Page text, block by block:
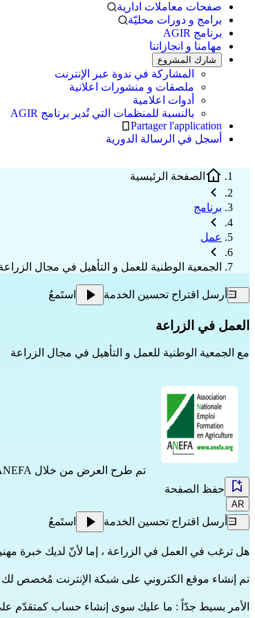
صفحات معاملات ادارية
برامج و دورات محليّة
برنامج AGIR
مهامنا و انجازاتنا
شارك المشروع
المشاركة في ندوة عبر الإنترنت
ملصقات و منشورات اعلانية
أدوات اعلامية
بالنسبة للمنظمات التي تُدير برنامج AGIR
Partager l'application
أسجل في الرسالة الدورية
الصفحة الرئيسية
برنامج
عمل
الجمعية الوطنية للعمل و التأهيل في مجال
أرسل اقتراح تحسين الخدمة استَمعُ
العمل في الزراعة
مع الجمعية الوطنية للعمل و التأهيل في مجال الزراعة
تم طرح العرض من خلال
حفظ الصفحة
AR
أرسل اقتراح تحسين الخدمة استَمعُ
هل ترغب في العمل في الزراعة ، إما لأنّ لديك خبرة
تم إنشاء موقع الكتروني على شبكة الإنترنت مُخصص لك
الأمر بسيط جدّاً : ما عليك سوى إنشاء حساب